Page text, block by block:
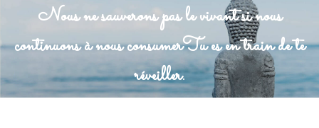
Nous ne sauverons pas le vivant si nous
continuons à nous consumerTu es en train de te
réveiller.